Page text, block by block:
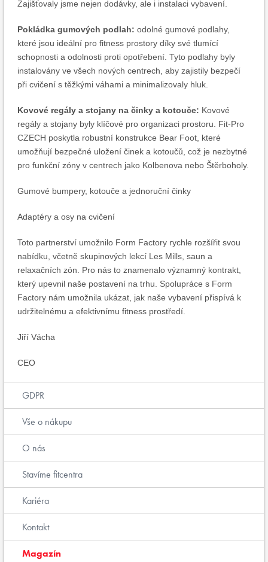
Zajišťovaly jsme nejen dodávky, ale i instalaci vybavení.
Pokládka gumových podlah: odolné gumové podlahy,
které jsou ideální pro fitness prostory díky své tlumící
schopnosti a odolnosti proti opotřebení. Tyto podlahy byly
instalovány ve všech nových centrech, aby zajistily bezpečí
při cvičení s těžkými váhami a minimalizovaly hluk.
Kovové regály a stojany na činky a kotouče: Kovové
regály a stojany byly klíčové pro organizaci prostoru. Fit-Pro
CZECH poskytla robustní konstrukce Bear Foot, které
umožňují bezpečné uložení činek a kotoučů, což je nezbytné
pro funkční zóny v centrech jako Kolbenova nebo Štěrboholy.
Gumové bumpery, kotouče a jednoruční činky
Adaptéry a osy na cvičení
Toto partnerství umožnilo Form Factory rychle rozšířit svou
nabídku, včetně skupinových lekcí Les Mills, saun a
relaxačních zón. Pro nás to znamenalo významný kontrakt,
který upevnil naše postavení na trhu. Spolupráce s Form
Factory nám umožnila ukázat, jak naše vybavení přispívá k
udržitelnému a efektivnímu fitness prostředí.
Jiří Vácha
CEO
GDPR
Vše o nákupu
O nás
Stavíme fitcentra
Kariéra
Kontakt
Magazín